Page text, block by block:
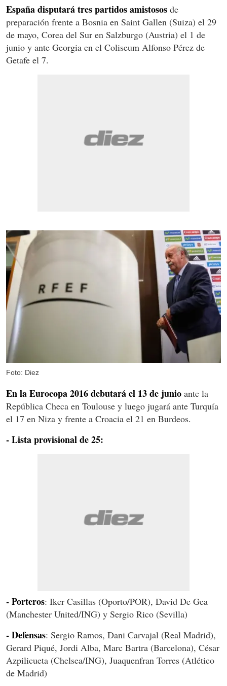
España disputará tres partidos amistosos de
preparación frente a Bosnia en Saint Gallen (Suiza) el 29
de mayo, Corea del Sur en Salzburgo (Austria) el 1 de
junio y ante Georgia en el Coliseum Alfonso Pérez de
Getafe el 7.
Foto: Diez
En la Eurocopa 2016 debutará el 13 de junio ante la
República Checa en Toulouse y luego jugará ante Turquía
el 17 en Niza y frente a Croacia el 21 en Burdeos.
- Lista provisional de 25:
- Porteros: Iker Casillas (Oporto/POR), David De Gea
(Manchester United/ING) y Sergio Rico (Sevilla)
- Defensas: Sergio Ramos, Dani Carvajal (Real Madrid),
Gerard Piqué, Jordi Alba, Marc Bartra (Barcelona), César
Azpilicueta (Chelsea/ING), Juaquenfran Torres (Atlético
de Madrid)